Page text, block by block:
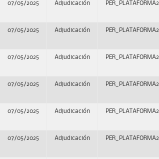
07/05/2025 Adjudicación PER_PLATAFORMA2
07/05/2025 Adjudicación PER_PLATAFORMA2
07/05/2025 Adjudicación PER_PLATAFORMA2
07/05/2025 Adjudicación PER_PLATAFORMA2
07/05/2025 Adjudicación PER_PLATAFORMA2
07/05/2025 Adjudicación PER_PLATAFORMA2